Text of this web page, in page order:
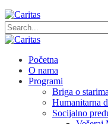
Početna
O nama
Programi
Briga o starima
Humanitarna
Socijalno